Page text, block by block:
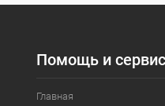
Помощь и
Главная